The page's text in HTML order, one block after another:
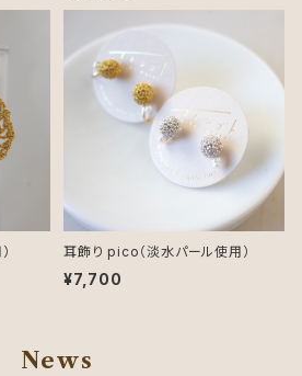
耳飾り pico（淡水パール使用）
¥7,700
News